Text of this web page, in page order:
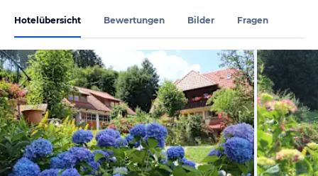
Hotelübersicht Bewertungen Bilder Fragen